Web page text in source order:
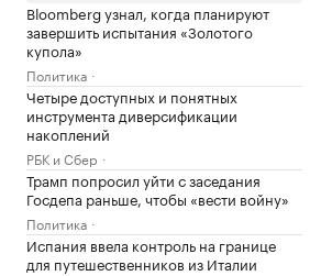
Bloomberg узнал, когда планируют
завершить испытания «Золотого
купола»
Политика
Четыре доступных и понятных
инструмента диверсификации
накоплений
РБК и Сбер
Трамп попросил уйти с заседания
Госдепа раньше, чтобы «вести войну»
Политика
Испания ввела контроль на границе
для путешественников из Италии